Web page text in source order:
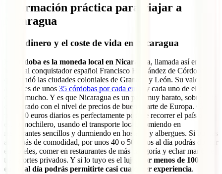
Información práctica para viajar a
Nicaragua
1. El dinero y el coste de vida en Nicaragua
El córdoba es la moneda local en Nicaragua, llamada así en
honor al conquistador español Francisco Hernández de Córdoba,
que fundó las ciudades coloniales de Granada y León. Su valor
actual es de unos 35 córdobas por cada euro
, y cada uno de ellos
cunde mucho. Y es que Nicaragua es un país muy barato, sobre todo
comparado con el nivel de precios de buena parte de Europa. Con
unos 20 euros diarios es perfectamente posible recorrer el país al
estilo mochilero, usando el transporte local, comiendo en
restaurantes sencillos y durmiendo en hostales y albergues. Si buscas
algo más de comodidad, por unos 40 o 50 euros al día podrás dormir
en hoteles, comer en restaurantes de más categoría y echar mano de
transportes privados. Y si lo tuyo es el lujo,
por menos de 100
euros al día podrás permitirte casi cualquier experiencia.